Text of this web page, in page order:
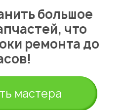
большое
что
ремонта до
мастера